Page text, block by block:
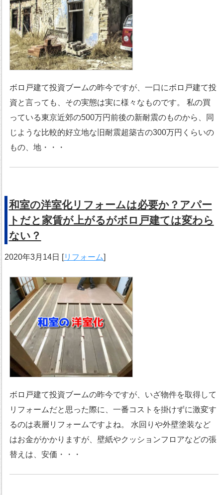
ボロ戸建て投資ブームの昨今ですが、一口にボロ戸建て投
資と言っても、その実態は実に様々なものです。 私の買
っている東京近郊の500万円前後の新耐震のものから、同
じような比較的好立地な旧耐震超築古の300万円くらいの
もの、地・・・
和室の洋室化リフォームは必要か？アパー
トだと家賃が上がるがボロ戸建ては変わら
ない？
2020年3月14日 [リフォーム]
ボロ戸建て投資ブームの昨今ですが、いざ物件を取得して
リフォームだと思った際に、一番コストを掛けずに激変す
るのは表層リフォームですよね。 水回りや外壁塗装など
はお金がかかりますが、壁紙やクッションフロアなどの張
替えは、安価・・・